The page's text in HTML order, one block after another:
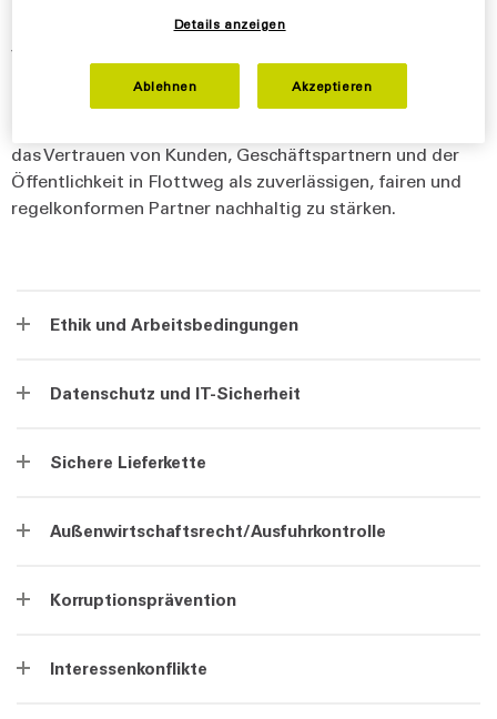
Führungskräften als Orientierung und fördern
verantwortungsbewusstes Handeln im Tagesgeschäft.
Ziel von Compliance ist es, Risiken frühzeitig zu
das Vertrauen von Kunden, Geschäftspartnern und der
Öffentlichkeit in Flottweg als zuverlässigen, fairen und
regelkonformen Partner nachhaltig zu stärken.
Ethik und Arbeitsbedingungen
Datenschutz und IT-Sicherheit
Sichere Lieferkette
Außenwirtschaftsrecht/Ausfuhrkontrolle
Korruptionsprävention
Interessenkonflikte
Details anzeigen
Ablehnen Akzeptieren